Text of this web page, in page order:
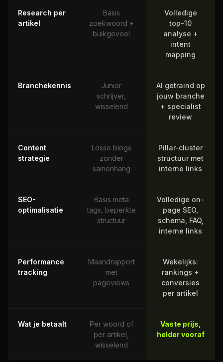
Research per
artikel
Basis
zoekwoord +
buikgevoel
Volledige
top-10
analyse +
intent
mapping
Branchekennis
Junior
schrijver,
wisselend
AI getraind op
jouw branche
+ specialist
review
Content
strategie
Losse blogs
zonder
samenhang
Pillar-cluster
structuur met
interne links
SEO-
optimalisatie
Basis meta
tags, beperkte
structuur
Volledige on-
page SEO,
schema, FAQ,
interne links
Performance
tracking
Maandrapport
met
pageviews
Wekelijks:
rankings +
conversies
per artikel
Wat je betaalt
Per woord of
per artikel,
wisselend
Vaste prijs,
helder vooraf